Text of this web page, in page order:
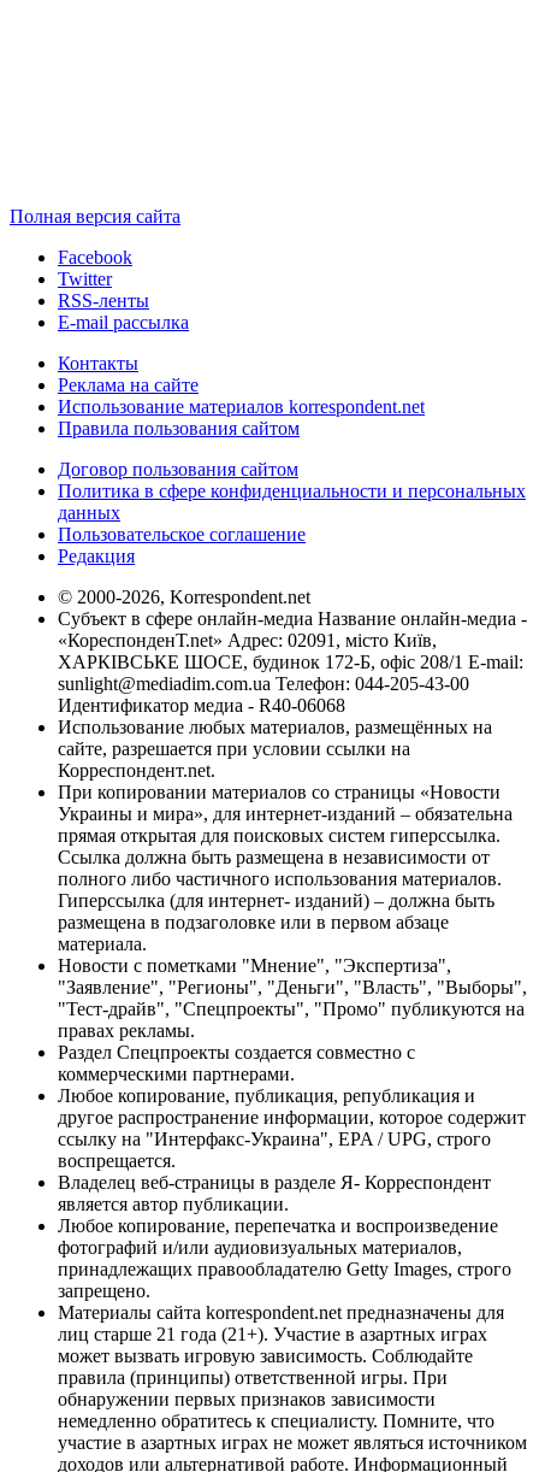
Полная версия сайта
Facebook
Twitter
RSS-ленты
E-mail рассылка
Контакты
Реклама на сайте
Использование материалов korrespondent.net
Правила пользования сайтом
Договор пользования сайтом
Политика в сфере конфиденциальности и персональных
данных
Пользовательское соглашение
Редакция
© 2000-2026, Korrespondent.net
Субъект в сфере онлайн-медиа Название онлайн-медиа -
«КореспонденТ.net» Адрес: 02091, місто Київ,
ХАРКІВСЬКЕ ШОСЕ, будинок 172-Б, офіс 208/1 E-mail:
sunlight@mediadim.com.ua Телефон: 044-205-43-00
Идентификатор медиа - R40-06068
Использование любых материалов, размещённых на
сайте, разрешается при условии ссылки на
Корреспондент.net.
При копировании материалов со страницы «Новости
Украины и мира», для интернет-изданий – обязательна
прямая открытая для поисковых систем гиперссылка.
Ссылка должна быть размещена в независимости от
полного либо частичного использования материалов.
Гиперссылка (для интернет- изданий) – должна быть
размещена в подзаголовке или в первом абзаце
материала.
Новости с пометками "Мнение", "Экспертиза",
"Заявление", "Регионы", "Деньги", "Власть", "Выборы",
"Тест-драйв", "Спецпроекты", "Промо" публикуются на
правах рекламы.
Раздел Спецпроекты создается совместно с
коммерческими партнерами.
Любое копирование, публикация, републикация и
другое распространение информации, которое содержит
ссылку на "Интерфакс-Украина", EPA / UPG, строго
воспрещается.
Владелец веб-страницы в разделе Я- Корреспондент
является автор публикации.
Любое копирование, перепечатка и воспроизведение
фотографий и/или аудиовизуальных материалов,
принадлежащих правообладателю Getty Images, строго
запрещено.
Материалы сайта korrespondent.net предназначены для
лиц старше 21 года (21+). Участие в азартных играх
может вызвать игровую зависимость. Соблюдайте
правила (принципы) ответственной игры. При
обнаружении первых признаков зависимости
немедленно обратитесь к специалисту. Помните, что
участие в азартных играх не может являться источником
доходов или альтернативой работе. Информационный